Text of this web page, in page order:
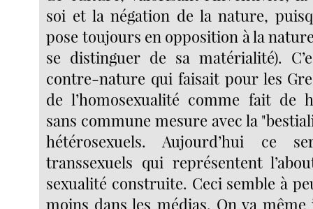
soi et la négation de la nature,
pose toujours en opposition à la
se distinguer de sa matérialité).
contre-nature qui faisait pour les
de l’homosexualité comme fait de
sans commune mesure avec la
hétérosexuels. Aujourd’hui ce
transsexuels qui représentent
sexualité construite. Ceci semble à
moins dans les médias. On va même